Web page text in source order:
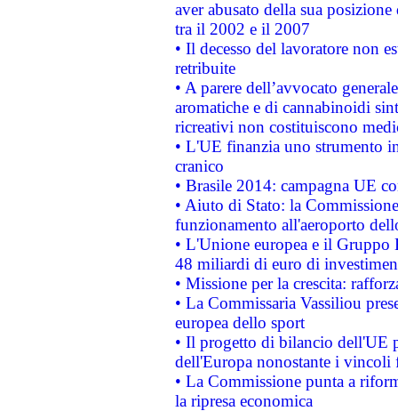
aver abusato della sua
tra il 2002 e il 2007
• Il decesso del lavoratore non
retribuite
• A parere dell’avvocato
aromatiche e di cannabinoidi
ricreativi non costituiscono
• L'UE finanzia uno strumento
cranico
• Brasile 2014: campagna UE
• Aiuto di Stato: la
funzionamento all'aeroporto
• L'Unione europea e il
48 miliardi di euro di
• Missione per la crescita:
• La Commissaria Vassiliou
europea dello sport
• Il progetto di bilancio dell'UE
dell'Europa nonostante i vincoli
• La Commissione punta a
la ripresa economica